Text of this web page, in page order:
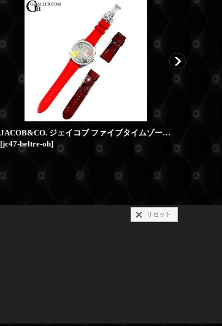
JACOB&CO. ジェイコブ ファイブタイムゾーン 47mm ベルト交換 オーバーホール
[jc47-beltre-oh] miss-
リセット